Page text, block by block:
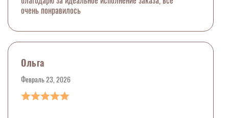
очень понравилось
Ольга
Февраль 23, 2026